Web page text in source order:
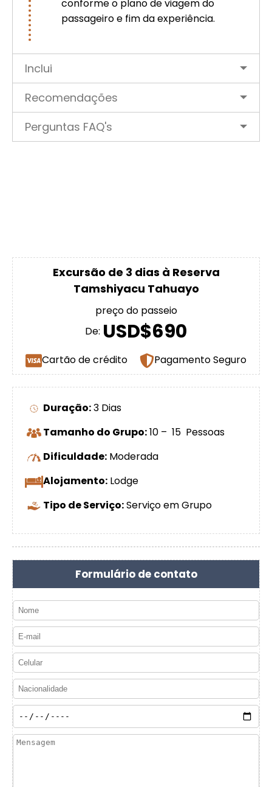
conforme o plano de viagem do
passageiro e fim da experiência.
Inclui
Recomendações
Perguntas FAQ's
Excursão de 3 dias à Reserva
Tamshiyacu Tahuayo
preço do passeio
De: USD$690
Cartão de crédito Pagamento Seguro
Duração:3 Dias
Tamanho do Grupo:10 – 15 Pessoas
Dificuldade: Moderada
Alojamento: Lodge
Tipo de Serviço:Serviço em Grupo
Formulário de contato